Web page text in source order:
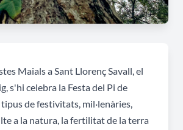
Maials a Sant Llorenç Savall, el
s'hi celebra la Festa del Pi de
de festivitats, mil·lenàries,
a la natura, la fertilitat de la terra